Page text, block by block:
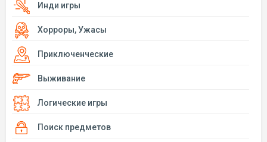
Инди игры
Хорроры, Ужасы
Приключенческие
Выживание
Логические игры
Поиск предметов